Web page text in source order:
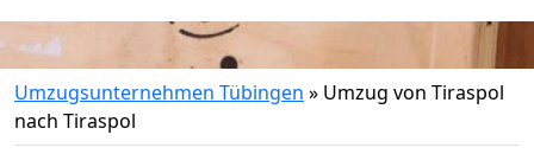
Umzugsunternehmen Tübingen » Umzug von Tiraspol
nach Tiraspol